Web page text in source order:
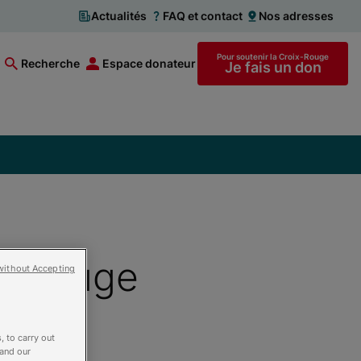
Actualités FAQ et contact Nos adresses
Recherche Espace donateur Pour soutenir la Croix-Rouge
Je fais un don
Rouge
to carry out
our
Accepting